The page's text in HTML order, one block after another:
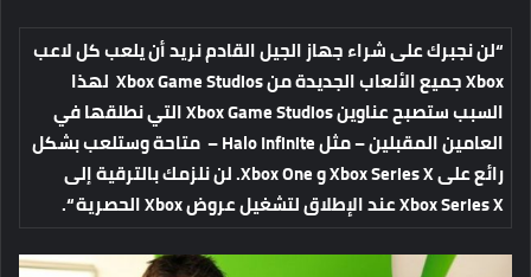
“لن نجبرك علىشراءجهاز الجيل القادمنريد أن يلعب كل لاعب
Xbox جميع الألعاب الجديدة من Xbox Game Studios لهذا
السبب ستصبح عناوين Xbox Game Studios التي نطلقها في
العامين المقبلين – مثل Halo Infinite – متاحة وستلعب بشكل
رائع على Xbox Series X و Xbox One. لن نلزمك بالترقية إلى
Xbox Series X عند الإطلاق لتشغيل عروض Xbox الحصرية “.